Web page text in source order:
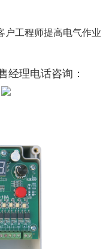
户工程师提高电气作业
经理电话咨询：